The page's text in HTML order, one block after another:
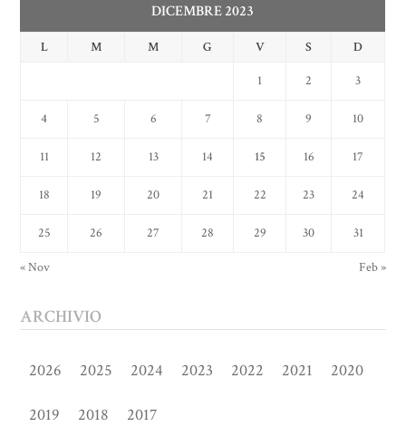
DICEMBRE 2023
L M M G V S D
1 2 3
4 5 6 7 8 9 10
11 12 13 14 15 16 17
18 19 20 21 22 23 24
25 26 27 28 29 30 31
« Nov Feb »
ARCHIVIO
2026 2025 2024 2023 2022 2021 2020
2019 2018 2017